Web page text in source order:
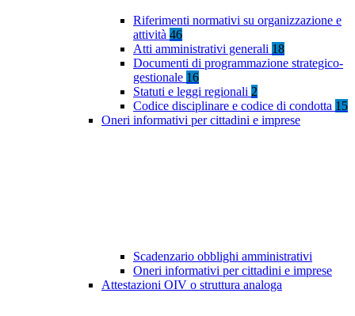
Riferimenti normativi su organizzazione e
attività 46
Atti amministrativi generali 18
Documenti di programmazione strategico-
gestionale 16
Statuti e leggi regionali 2
Codice disciplinare e codice di condotta 15
Oneri informativi per cittadini e imprese
Scadenzario obblighi amministrativi
Oneri informativi per cittadini e imprese
Attestazioni OIV o struttura analoga